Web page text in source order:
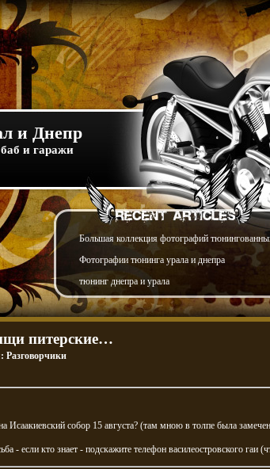
и Днепр
и гаражи
Большая коллекция фотографий
Фотографии тюнинга урала и днепра
тюнинг днепра и урала
питерские…
Разговорчики
Исаакиевский собор 15 августа? (там мною в толпе была
- если кто знает - подскажите телефон василеостровского гаи